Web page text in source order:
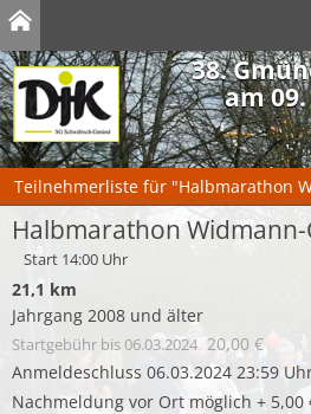
38.
am
Teilnehmerliste für "Halbmarathon
Halbmarathon Widmann-
Start 14:00 Uhr
21,1 km
Jahrgang 2008 und älter
Startgebühr bis 06.03.2024 20,00 €
Anmeldeschluss 06.03.2024 23:59
Nachmeldung vor Ort möglich + 5,00